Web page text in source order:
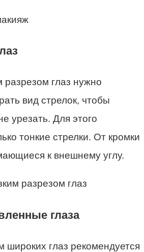
разрезом глаз нужно
вид стрелок, чтобы
урезать. Для этого
тонкие стрелки. От кромки
к внешнему углу.
глаза
широких глаз рекомендуется